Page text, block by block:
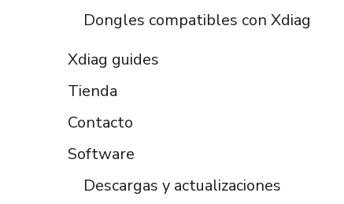
Dongles compatibles con Xdiag
Xdiag guides
Tienda
Contacto
Software
Descargas y actualizaciones